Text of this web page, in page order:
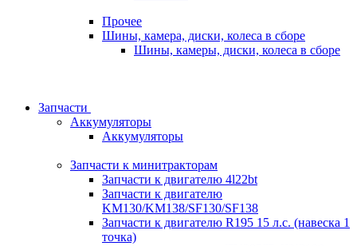
Прочее
Шины, камера, диски, колеса в сборе
Шины, камеры, диски, колеса в сборе
Запчасти
Аккумуляторы
Аккумуляторы
Запчасти к минитракторам
Запчасти к двигателю 4l22bt
Запчасти к двигателю
KM130/KM138/SF130/SF138
Запчасти к двигателю R195 15 л.с. (навеска 1
точка)